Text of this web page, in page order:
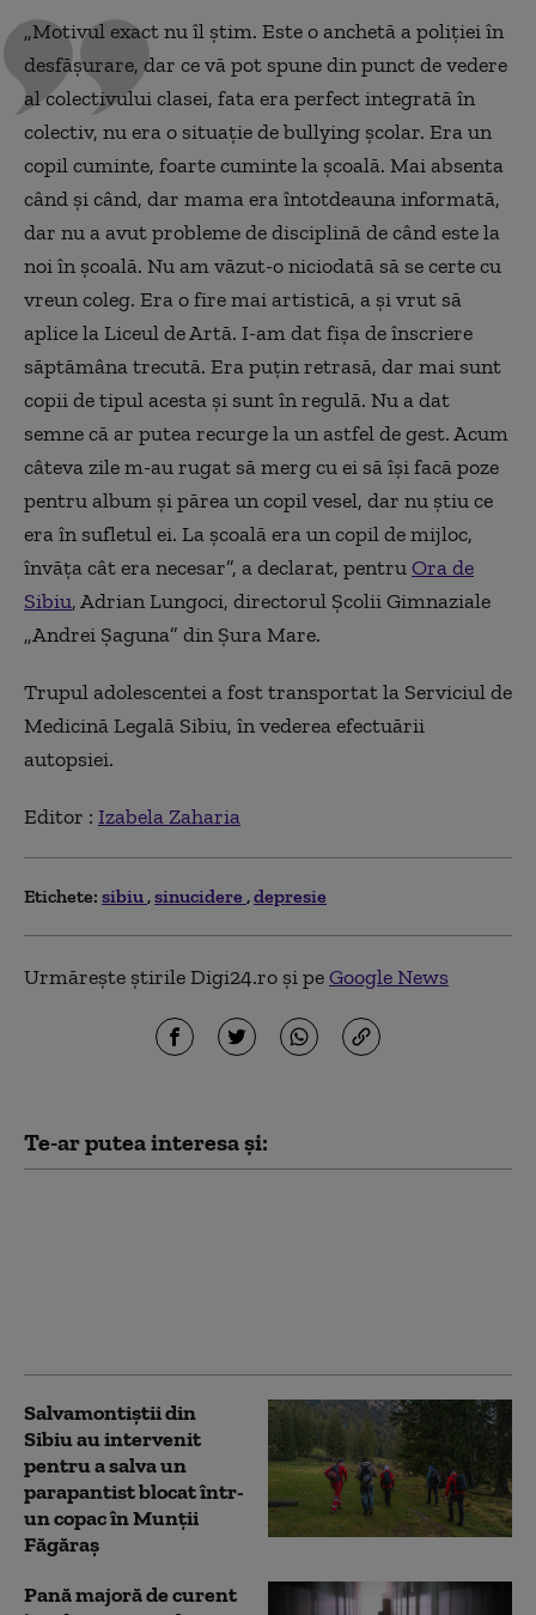
„Motivul exact nu îl știm. Este o anchetă a poliției în
desfășurare, dar ce vă pot spune din punct de vedere
al colectivului clasei, fata era perfect integrată în
colectiv, nu era o situație de bullying școlar. Era un
copil cuminte, foarte cuminte la școală. Mai absenta
când și când, dar mama era întotdeauna informată,
dar nu a avut probleme de disciplină de când este la
noi în școală. Nu am văzut-o niciodată să se certe cu
vreun coleg. Era o fire mai artistică, a și vrut să
aplice la Liceul de Artă. I-am dat fișa de înscriere
săptămâna trecută. Era puțin retrasă, dar mai sunt
copii de tipul acesta și sunt în regulă. Nu a dat
semne că ar putea recurge la un astfel de gest. Acum
câteva zile m-au rugat să merg cu ei să își facă poze
pentru album și părea un copil vesel, dar nu știu ce
era în sufletul ei. La școală era un copil de mijloc,
învăța cât era necesar”, a declarat, pentruOra de
Sibiu, Adrian Lungoci, directorul Școlii Gimnaziale
„Andrei Șaguna” din Șura Mare.
Trupul adolescentei a fost transportat la Serviciul de
Medicină Legală Sibiu, în vederea efectuării
autopsiei.
Editor : Izabela Zaharia
Etichete: sibiu sinucidere depresie
Urmărește știrile Digi24.ro și peGoogle News
Te-ar putea interesa și:
Salvamontiştii din
Sibiu au intervenit
pentru a salva un
parapantist blocat într-
un copac în Munţii
Făgăraş
Pană majoră de curent